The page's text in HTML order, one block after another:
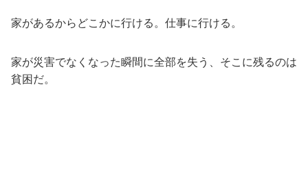
家があるからどこかに行ける。仕事に行ける。
家が災害でなくなった瞬間に全部を失う、そこに残るのは
貧困だ。